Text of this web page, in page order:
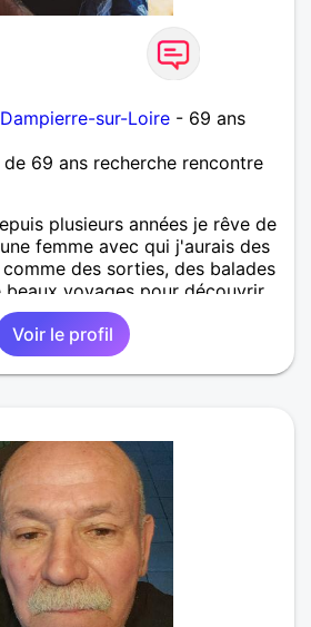
sur-Loire - 69 ans
69 ans recherche rencontre
plusieurs années je rêve de
femme avec qui j'aurais des
des sorties, des balades
voyages pour découvrir
Voir le profil